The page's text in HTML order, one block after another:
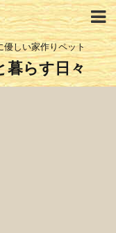
優しい家作りペット
らす日々